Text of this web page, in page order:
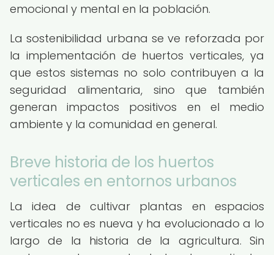
emocional y mental en la población.
La sostenibilidad urbana se ve reforzada por
la implementación de huertos verticales, ya
que estos sistemas no solo contribuyen a la
seguridad alimentaria, sino que también
generan impactos positivos en el medio
ambiente y la comunidad en general.
Breve historia de los huertos
verticales en entornos urbanos
La idea de cultivar plantas en espacios
verticales no es nueva y ha evolucionado a lo
largo de la historia de la agricultura. Sin